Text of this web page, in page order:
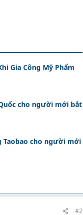
Gia Công Mỹ Phẩm
cho người mới bắt
Taobao cho người mới
#2